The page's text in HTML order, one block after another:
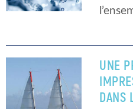
dans
de
UNE
DANS